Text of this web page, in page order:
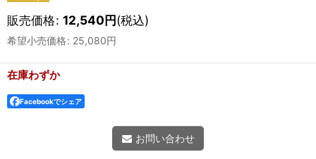
販売価格: 12,540円(税込)
希望小売価格: 25,080円
在庫わずか
Facebookでシェア
お問い合わせ